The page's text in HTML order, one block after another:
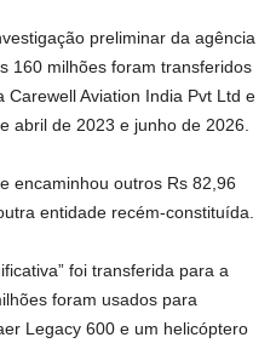
preliminar da agência
160 milhões foram transferidos
Aviation India Pvt Ltd e
abril de 2023 e junho de 2026.
encaminhou outros Rs 82,96
entidade recém-constituída.
foi transferida para a
foram usados ​​para
Legacy 600 e um helicóptero